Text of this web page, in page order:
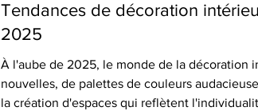
Tendances de décoration
2025
À l'aube de 2025, le monde de la décoration
nouvelles, de palettes de couleurs
la création d'espaces qui reflètent